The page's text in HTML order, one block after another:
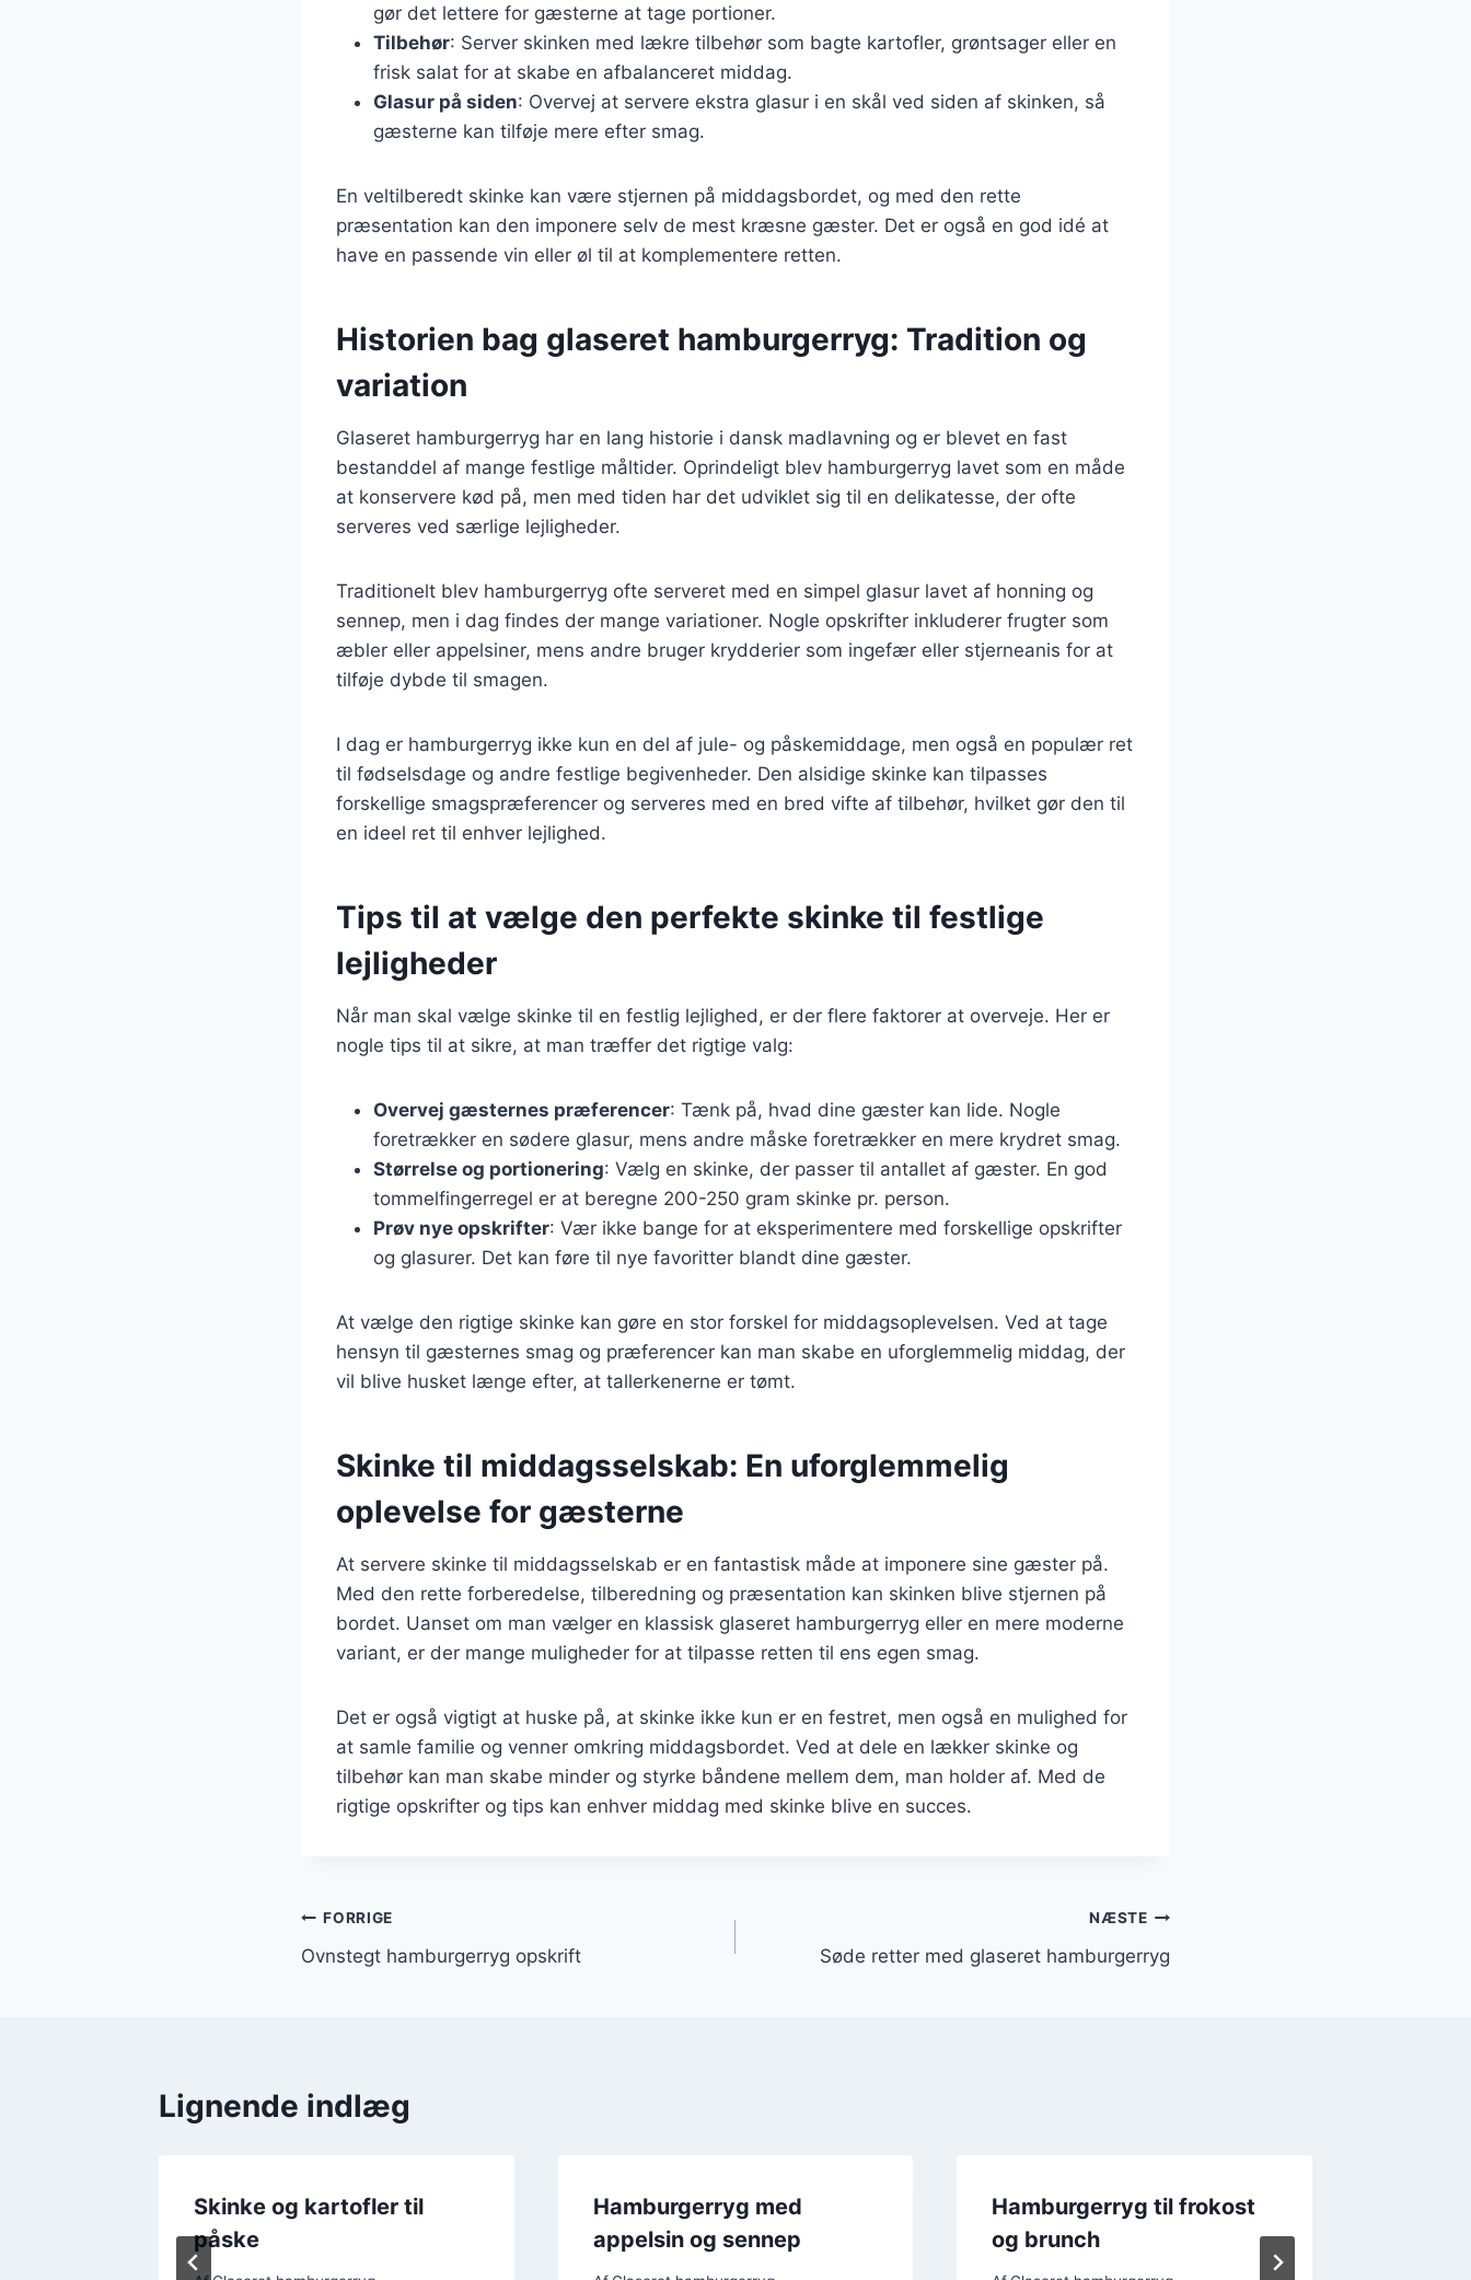
gør det lettere for gæsterne at tage portioner.
Tilbehør: Server skinken med lækre tilbehør som bagte kartofler, grøntsager eller en
frisk salat for at skabe en afbalanceret middag.
Glasur på siden: Overvej at servere ekstra glasur i en skål ved siden af skinken, så
gæsterne kan tilføje mere efter smag.
En veltilberedt skinke kan være stjernen på middagsbordet, og med den rette
præsentation kan den imponere selv de mest kræsne gæster. Det er også en god idé at
have en passende vin eller øl til at komplementere retten.
Historien bag glaseret hamburgerryg: Tradition og
variation
Glaseret hamburgerryg har en lang historie i dansk madlavning og er blevet en fast
bestanddel af mange festlige måltider. Oprindeligt blev hamburgerryg lavet som en måde
at konservere kød på, men med tiden har det udviklet sig til en delikatesse, der ofte
serveres ved særlige lejligheder.
Traditionelt blev hamburgerryg ofte serveret med en simpel glasur lavet af honning og
sennep, men i dag findes der mange variationer. Nogle opskrifter inkluderer frugter som
æbler eller appelsiner, mens andre bruger krydderier som ingefær eller stjerneanis for at
tilføje dybde til smagen.
I dag er hamburgerryg ikke kun en del af jule- og påskemiddage, men også en populær ret
til fødselsdage og andre festlige begivenheder. Den alsidige skinke kan tilpasses
forskellige smagspræferencer og serveres med en bred vifte af tilbehør, hvilket gør den til
en ideel ret til enhver lejlighed.
Tips til at vælge den perfekte skinke til festlige
lejligheder
Når man skal vælge skinke til en festlig lejlighed, er der flere faktorer at overveje. Her er
nogle tips til at sikre, at man træffer det rigtige valg:
Overvej gæsternes præferencer: Tænk på, hvad dine gæster kan lide. Nogle
foretrækker en sødere glasur, mens andre måske foretrækker en mere krydret smag.
Størrelse og portionering: Vælg en skinke, der passer til antallet af gæster. En god
tommelfingerregel er at beregne 200-250 gram skinke pr. person.
Prøv nye opskrifter: Vær ikke bange for at eksperimentere med forskellige opskrifter
og glasurer. Det kan føre til nye favoritter blandt dine gæster.
At vælge den rigtige skinke kan gøre en stor forskel for middagsoplevelsen. Ved at tage
hensyn til gæsternes smag og præferencer kan man skabe en uforglemmelig middag, der
vil blive husket længe efter, at tallerkenerne er tømt.
Skinke til middagsselskab: En uforglemmelig
oplevelse for gæsterne
At servere skinke til middagsselskab er en fantastisk måde at imponere sine gæster på.
Med den rette forberedelse, tilberedning og præsentation kan skinken blive stjernen på
bordet. Uanset om man vælger en klassisk glaseret hamburgerryg eller en mere moderne
variant, er der mange muligheder for at tilpasse retten til ens egen smag.
Det er også vigtigt at huske på, at skinke ikke kun er en festret, men også en mulighed for
at samle familie og venner omkring middagsbordet. Ved at dele en lækker skinke og
tilbehør kan man skabe minder og styrke båndene mellem dem, man holder af. Med de
rigtige opskrifter og tips kan enhver middag med skinke blive en succes.
Indlægsnavigation
FORRIGE
Ovnstegt hamburgerryg opskrift
NÆSTE
Søde retter med glaseret hamburgerryg
Lignende indlæg
Skinke og kartofler til
påske
Hamburgerryg med
appelsin og sennep
Hamburgerryg til frokost
og brunch